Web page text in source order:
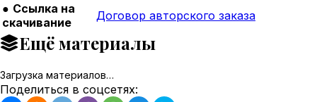
● Ссылка на
скачивание
Договор авторского заказа
Ещё материалы
Загрузка материалов…
Поделиться в соцсетях: